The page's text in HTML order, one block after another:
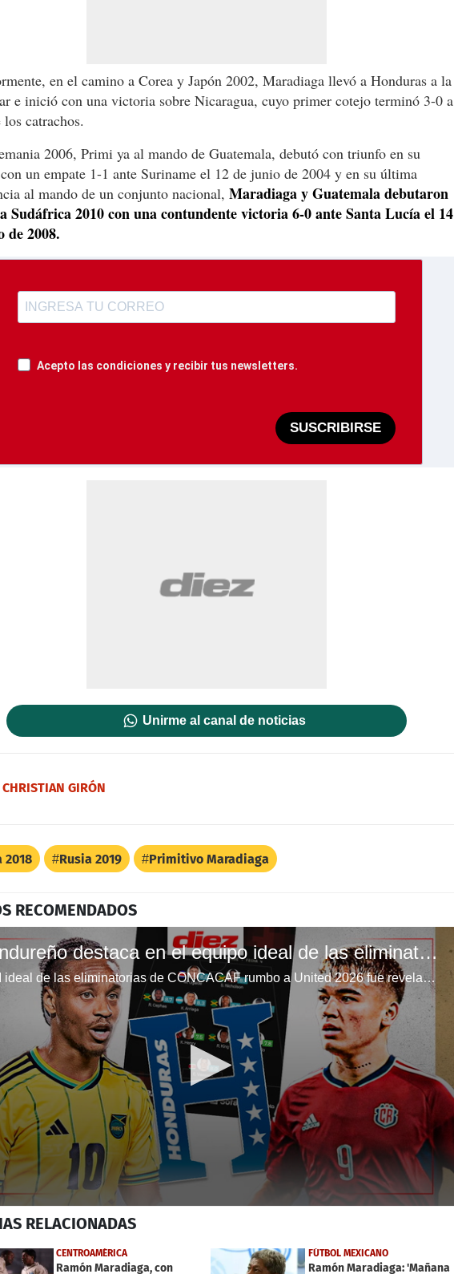
en el camino a Corea y Japón 2002, Maradiaga llevó a Honduras a la
e inició con una victoria sobre Nicaragua, cuyo primer cotejo terminó 3-0 a
catrachos.
2006, Primi ya al mando de Guatemala, debutó con triunfo en su
un empate 1-1 ante Suriname el 12 de junio de 2004 y en su última
al mando de un conjunto nacional, Maradiaga y Guatemala debutaron
Sudáfrica 2010 con una contundente victoria 6-0 ante Santa Lucía el 14
de 2008.
Acepto las condiciones y recibir tus newsletters.
SUSCRIBIRSE
Unirme al canal de noticias
CHRISTIAN GIRÓN
2018 Rusia 2019 Primitivo Maradiaga
RECOMENDADOS
Hondureño destaca en el equipo ideal de las eliminatorias mundialistas de CONCACAF
El XI ideal de las eliminatorias de CONCACAF rumbo a United 2026 fue revelado. Estos son los futbolistas más destacados de la región tras la cuarta jornada. Daniel Ramírez con todos los detalles.
RELACIONADAS
CENTROAMÉRICA
Ramón Maradiaga, con
FÚTBOL MEXICANO
Ramón Maradiaga: 'Mañana